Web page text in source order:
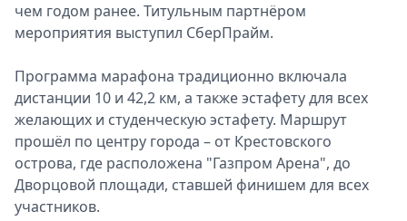
чем годом ранее. Титульным партнёром
мероприятия выступил СберПрайм.
Программа марафона традиционно включала
дистанции 10 и 42,2 км, а также эстафету для всех
желающих и студенческую эстафету. Маршрут
прошёл по центру города – от Крестовского
острова, где расположена "Газпром Арена", до
Дворцовой площади, ставшей финишем для всех
участников.